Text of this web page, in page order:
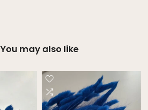
You may also like